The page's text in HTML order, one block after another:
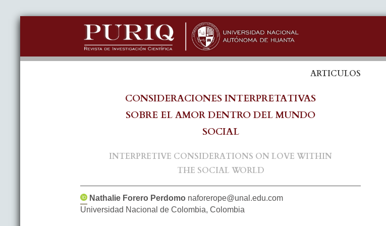
ARTICULOS
CONSIDERACIONES INTERPRETATIVAS
SOBRE EL AMOR DENTRO DEL MUNDO
SOCIAL
INTERPRETIVE CONSIDERATIONS ON LOVE WITHIN
THE SOCIAL WORLD
Nathalie Forero Perdomo naforerope@unal.edu.com
Universidad Nacional de Colombia,Colombia